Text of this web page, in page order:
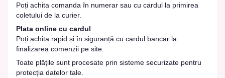
Poți achita comanda în numerar sau cu cardul la primirea
coletului de la curier.
Plata online cu cardul
Poți achita rapid și în siguranță cu cardul bancar la
finalizarea comenzii pe site.
Toate plățile sunt procesate prin sisteme securizate pentru
protecția datelor tale.